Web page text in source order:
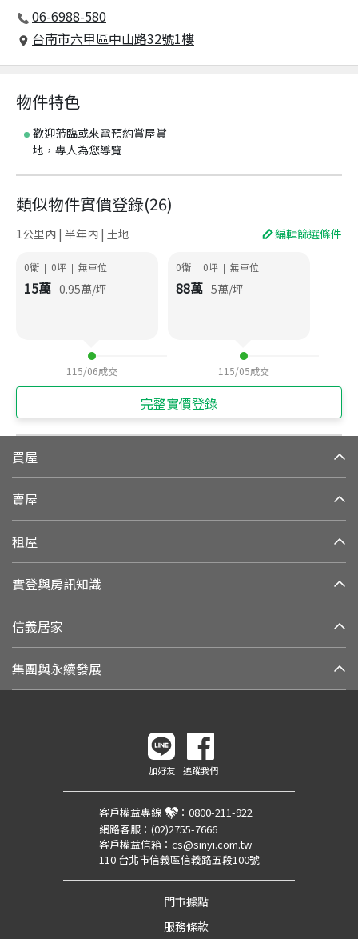
06-6988-580
台南市六甲區中山路32號1樓
物件特色
歡迎蒞臨或來電預約賞屋賞
地，專人為您導覽
類似物件實價登錄(26)
1公里內 | 半年內 | 土地 編輯篩選條件
0衛 | 0坪 | 無車位
15萬 0.95萬/坪
115/06成交
0衛 | 0坪 | 無車位
88萬 5萬/坪
115/05成交
完整實價登錄
買屋
賣屋
租屋
實登與房訊知識
信義居家
集團與永續發展
加好友 追蹤我們
客戶權益專線 ： 0800-211-922
網路客服： (02)2755-7666
客戶權益信箱： cs@sinyi.com.tw
110 台北市信義區信義路五段100號
門市據點
服務條款